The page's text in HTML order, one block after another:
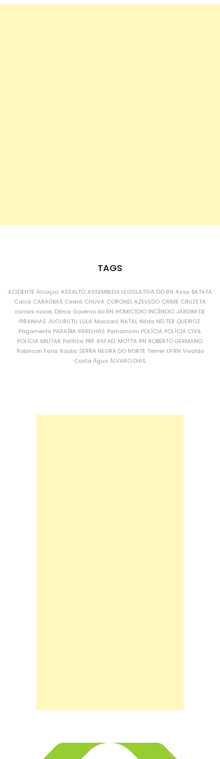
TAGS
ACIDENTE Alcaçuz ASSALTO ASSEMBLEIA LEGISLATIVA DO RN Assu BATATA
Caicó CARAÚBAS Ceará CHUVA CORONEL AZEVEDO CRIME CRUZETA
currais novos Dilma Governo do RN HOMICÍDIO INCÊNDIO JARDIM DE
PIRANHAS JUCURUTU LULA Mossoró NATAL Nilda NÉLTER QUEIROZ
Pagamento PARAÍBA PARELHAS Parnamirim POLÍCIA POLÍCIA CIVIL
POLÍCIA MILITAR Política PRF RAFAEL MOTTA RN ROBERTO GERMANO
Robinson Faria Roubo SERRA NEGRA DO NORTE Temer UFRN Vivaldo
Costa Água ÁLVARO DIAS